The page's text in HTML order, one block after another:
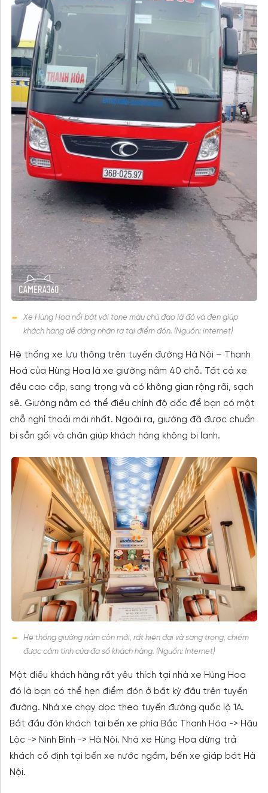
Xe Hùng Hoa nổi bật với tone màu chủ đạo là đỏ và đen giúp
khách hàng dễ dàng nhận ra tại điểm đón. (Nguồn: internet)
Hệ thống xe lưu thông trên tuyến đường Hà Nội – Thanh
Hoá của Hùng Hoa là xe giường nằm 40 chỗ. Tất cả xe
đều cao cấp, sang trọng và có không gian rộng rãi, sạch
sẽ. Giường nằm có thể điều chỉnh độ dốc để bạn có một
chỗ nghỉ thoải mái nhất. Ngoài ra, giường đã được chuẩn
bị sẵn gối và chăn giúp khách hàng không bị lạnh.
Hệ thống giường nằm còn mới, rất hiện đại và sang trọng, chiếm
được cảm tình của đa số khách hàng. (Nguồn: Internet)
Một điều khách hàng rất yêu thích tại nhà xe Hùng Hoa
đó là bạn có thể hẹn điểm đón ở bất kỳ đâu trên tuyến
đường. Nhà xe chạy dọc theo tuyến đường quốc lộ 1A.
Bắt đầu đón khách tại bến xe phía Bắc Thanh Hóa -> Hậu
Lộc -> Ninh Bình -> Hà Nội. Nhà xe Hùng Hoa dừng trả
khách cố định tại bến xe nước ngầm, bến xe giáp bát Hà
Nội.